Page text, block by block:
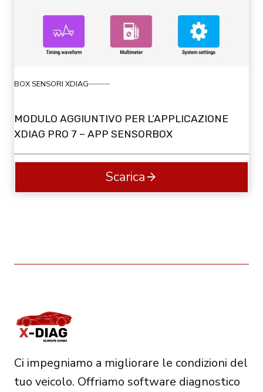
BOX SENSORI XDIAG
MODULO AGGIUNTIVO PER L’APPLICAZIONE
XDIAG PRO 7 – APP SENSORBOX
Scarica
Ci impegniamo a migliorare le condizioni del
tuo veicolo. Offriamo software diagnostico